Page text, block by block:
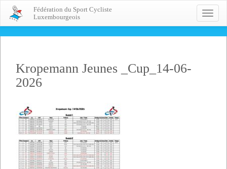
Toggle
Fédération du Sport Cycliste
Luxembourgeois
Kropemann Jeunes _Cup_14-06-
2026